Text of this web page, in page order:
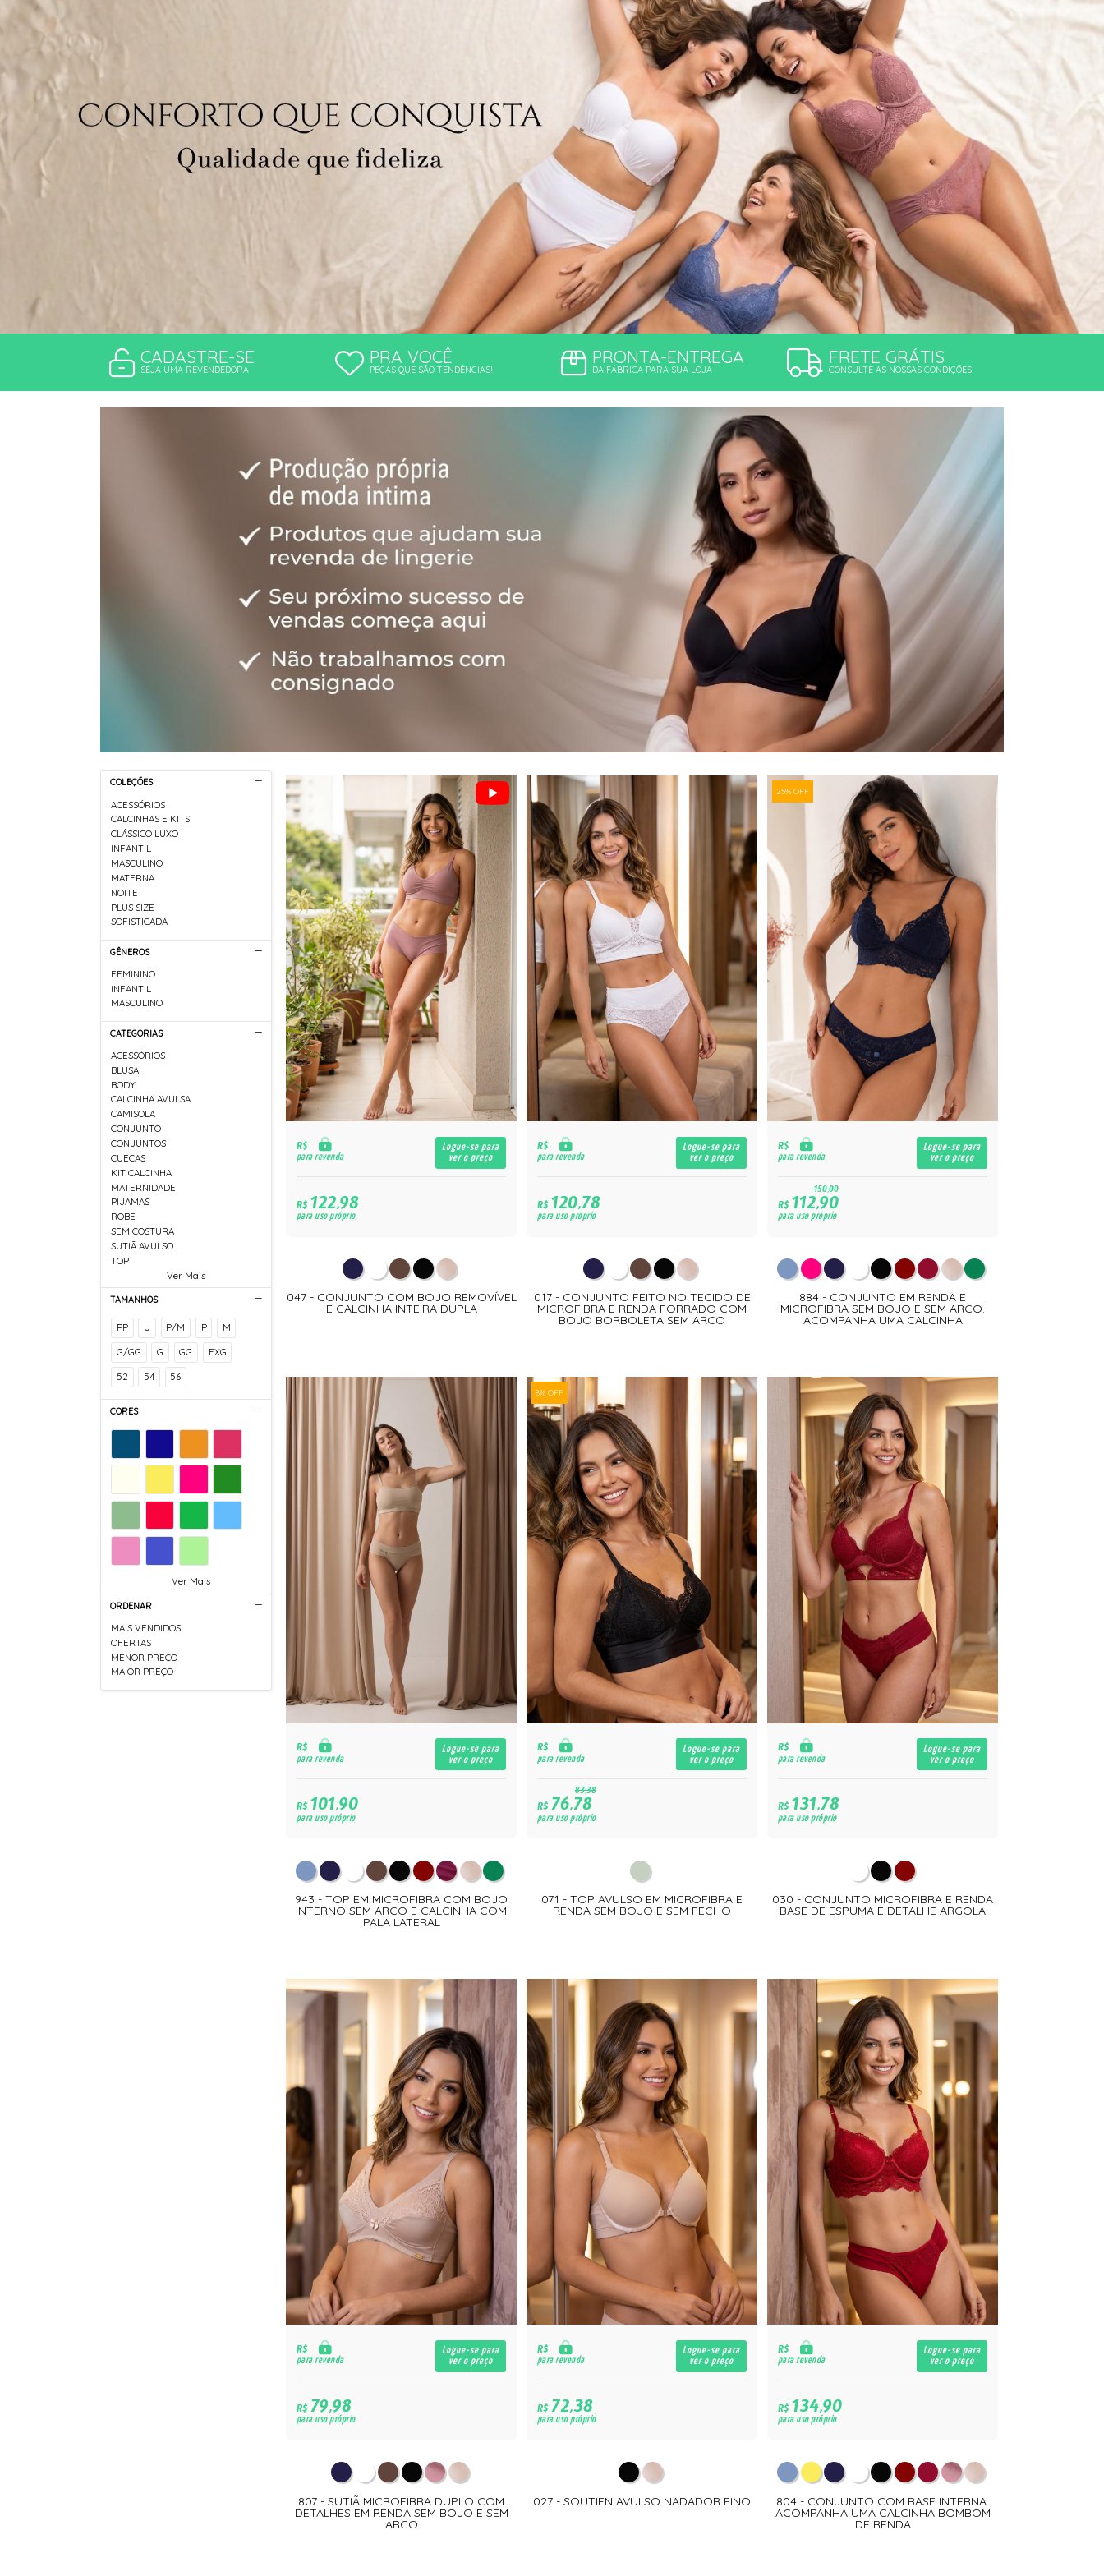
TODOS DE PROMOÇÕES
CADASTRE-SE
SEJA UMA REVENDEDORA
PRA VOCÊ
PEÇAS QUE SÃO TENDÊNCIAS!
PRONTA-ENTREGA
DA FÁBRICA PARA SUA LOJA
FRETE GRÁTIS
CONSULTE AS NOSSAS CONDIÇÕES
COLEÇÕES
ACESSÓRIOS
CALCINHAS E KITS
CLÁSSICO LUXO
INFANTIL
MASCULINO
MATERNA
NOITE
PLUS SIZE
SOFISTICADA
GÊNEROS
FEMININO
INFANTIL
MASCULINO
CATEGORIAS
ACESSÓRIOS
BLUSA
BODY
CALCINHA AVULSA
CAMISOLA
CONJUNTO
CONJUNTOS
CUECAS
KIT CALCINHA
MATERNIDADE
PIJAMAS
ROBE
SEM COSTURA
SUTIÃ AVULSO
TOP
Ver Mais
TAMANHOS
PP U P/M P M
G/GG G GG EXG
52 54 56
CORES
Ver Mais
ORDENAR
MAIS VENDIDOS
OFERTAS
MENOR PREÇO
MAIOR PREÇO
R$
para revenda
Logue-se para
ver o preço
R$122,98
para uso próprio
047 - CONJUNTO COM BOJO REMOVÍVEL
E CALCINHA INTEIRA DUPLA
R$
para revenda
Logue-se para
ver o preço
R$120,78
para uso próprio
017 - CONJUNTO FEITO NO TECIDO DE
MICROFIBRA E RENDA FORRADO COM
BOJO BORBOLETA SEM ARCO
25% OFF
R$
para revenda
Logue-se para
ver o preço
150,00
R$112,90
para uso próprio
884 - CONJUNTO EM RENDA E
MICROFIBRA SEM BOJO E SEM ARCO.
ACOMPANHA UMA CALCINHA
R$
para revenda
Logue-se para
ver o preço
R$101,90
para uso próprio
943 - TOP EM MICROFIBRA COM BOJO
INTERNO SEM ARCO E CALCINHA COM
PALA LATERAL
8% OFF
R$
para revenda
Logue-se para
ver o preço
83,38
R$76,78
para uso próprio
071 - TOP AVULSO EM MICROFIBRA E
RENDA SEM BOJO E SEM FECHO
R$
para revenda
Logue-se para
ver o preço
R$131,78
para uso próprio
030 - CONJUNTO MICROFIBRA E RENDA
BASE DE ESPUMA E DETALHE ARGOLA
R$
para revenda
Logue-se para
ver o preço
R$79,98
para uso próprio
807 - SUTIÃ MICROFIBRA DUPLO COM
DETALHES EM RENDA SEM BOJO E SEM
ARCO
R$
para revenda
Logue-se para
ver o preço
R$72,38
para uso próprio
027 - SOUTIEN AVULSO NADADOR FINO
R$
para revenda
Logue-se para
ver o preço
R$134,90
para uso próprio
804 - CONJUNTO COM BASE INTERNA.
ACOMPANHA UMA CALCINHA BOMBOM
DE RENDA